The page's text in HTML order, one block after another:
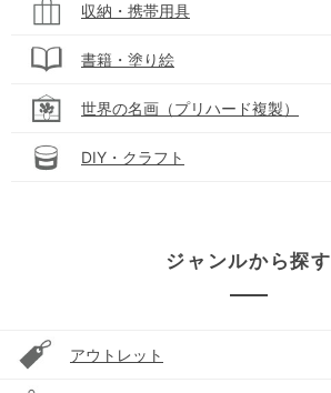
収納・携帯用具
書籍・塗り絵
世界の名画（プリハード複製）
DIY・クラフト
ジャンルから探す
アウトレット